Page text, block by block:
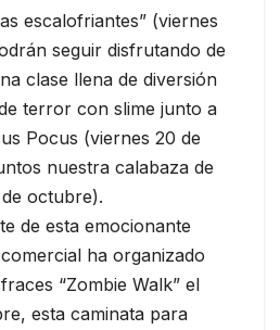
escalofriantes” (viernes
seguir disfrutando de
clase llena de diversión
terror con slime junto a
Pocus (viernes 20 de
nuestra calabaza de
octubre).
de esta emocionante
ha organizado
“Zombie Walk” el
esta caminata para